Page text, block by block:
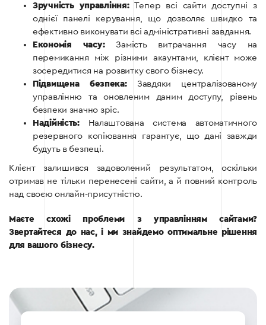
Зручність управління:Тепер всі сайти доступні з
однієї панелі керування, що дозволяє швидко та
ефективно виконувати всі адміністративні завдання.
Економія часу:Замість витрачання часу на
перемикання між різними акаунтами, клієнт може
зосередитися на розвитку свого бізнесу.
Підвищена безпека:Завдяки централізованому
управлінню та оновленим даним доступу, рівень
безпеки значно зріс.
Надійність:Налаштована система автоматичного
резервного копіювання гарантує, що дані завжди
будуть в безпеці.
Клієнт залишився задоволений результатом, оскільки
отримав не тільки перенесені сайти, а й повний контроль
над своєю онлайн-присутністю.
Маєте схожі проблеми з управлінням сайтами?
Звертайтеся до нас, і ми знайдемо оптимальне рішення
для вашого бізнесу.